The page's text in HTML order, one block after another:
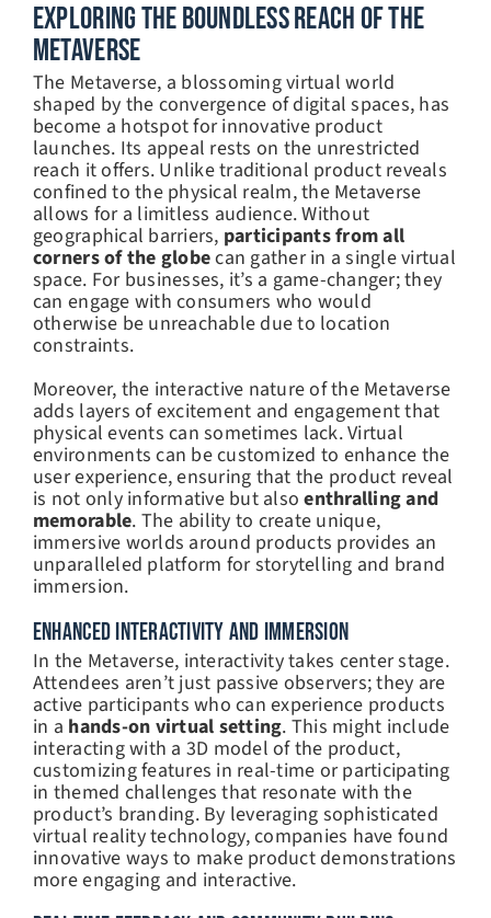
Exploring The Boundless Reach Of The
Metaverse
The Metaverse, a blossoming virtual world
shaped by the convergence of digital spaces, has
become a hotspot for innovative product
launches. Its appeal rests on the unrestricted
reach it offers. Unlike traditional product reveals
confined to the physical realm, the Metaverse
allows for a limitless audience. Without
geographical barriers, participants from all
corners of the globecan gather in a single virtual
space. For businesses, it’s a game-changer; they
can engage with consumers who would
otherwise be unreachable due to location
constraints.
Moreover, the interactive nature of the Metaverse
adds layers of excitement and engagement that
physical events can sometimes lack. Virtual
environments can be customized to enhance the
user experience, ensuring that the product reveal
is not only informative but alsoenthralling and
memorable. The ability to create unique,
immersive worlds around products provides an
unparalleled platform for storytelling and brand
immersion.
ENHANCED INTERACTIVITY AND IMMERSION
In the Metaverse, interactivity takes center stage.
Attendees aren’t just passive observers; they are
active participants who can experience products
in a hands-on virtual setting. This might include
interacting with a 3D model of the product,
customizing features in real-time or participating
in themed challenges that resonate with the
product’s branding. By leveraging sophisticated
virtual reality technology, companies have found
innovative ways to make product demonstrations
more engaging and interactive.